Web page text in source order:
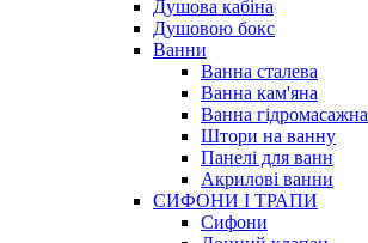
Душова кабіна
Душовою бокс
Ванни
Ванна сталева
Ванна кам'яна
Ванна гідромасажна
Штори на ванну
Панелі для ванн
Акрилові ванни
СИФОНИ І ТРАПИ
Сифони